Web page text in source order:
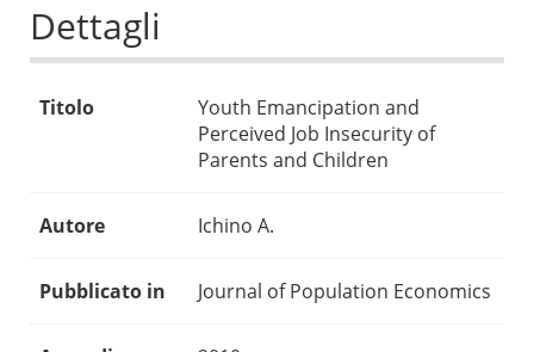
Dettagli
Titolo
Youth Emancipation and
Perceived Job Insecurity of
Parents and Children
Autore Ichino A.
Pubblicato in Journal of Population Economics